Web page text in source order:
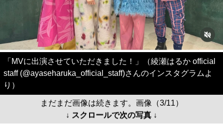
「MVに出演させていただきました！」（綾瀬はるか official
staff (@ayaseharuka_official_staff)さんのインスタグラムよ
り）
まだまだ画像は続きます。画像（3/11）
↓ スクロールで次の写真 ↓